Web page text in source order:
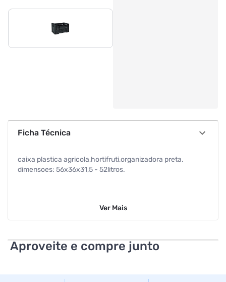
Ficha Técnica
caixa plastica agricola,hortifruti,organizadora preta.
dimensoes: 56x36x31,5 - 52litros.
Ver Mais
Aproveite e compre junto